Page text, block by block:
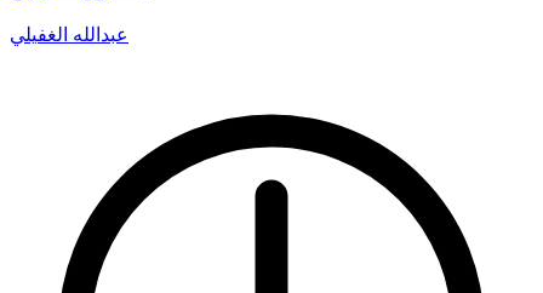
عبدالله الغفيلي